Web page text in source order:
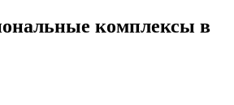
комплексы в